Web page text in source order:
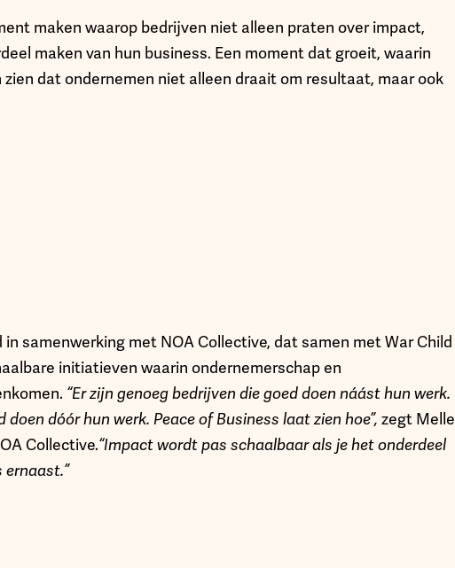
maken waarop bedrijven niet alleen praten over impact,
maken van hun business. Een moment dat groeit, waarin
dat ondernemen niet alleen draait om resultaat, maar ook
in samenwerking met NOA Collective, dat samen met War Child
initiatieven waarin ondernemerschap en
“Er zijn genoeg bedrijven die goed doen náást hun werk.
dóór hun werk. Peace of Business laat zien hoe”, zegt Melle
Collective.“Impact wordt pas schaalbaar als je het onderdeel